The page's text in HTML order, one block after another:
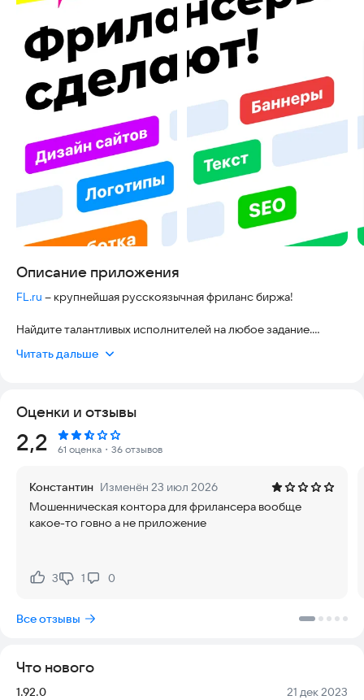
Описание приложения
FL.ru – крупнейшая русскоязычная фриланс биржа!
Найдите талантливых исполнителей на любое задание.
миллионов фрилансеров. Используйте «Безопасную
для физических лиц. Мы гарантируем возврат денег, если
исполнитель не справился с заказом или сорвал сроки.
Работайте с миллионами фрилансеров по всей России:
Web программирование
Мобильная разработка Android / iOS
1С программирование
Копирайтинг
Рерайтинг
— Дизайн и Арт
Вёрстка сайтов
Дизайн интерфейсов
Читать дальше
Оценки и отзывы
Рейтинг:
2,2 61 оценка ・36 отзывов
Константин Изменён 23 июл 2026
Мошенническая контора для фрилансера вообще
какое-то говно а не приложение
Нравится:
3Не нравится:
1 0
Все отзывы
Что нового
Версия:
1.92.0 Дата:
21 дек 2023